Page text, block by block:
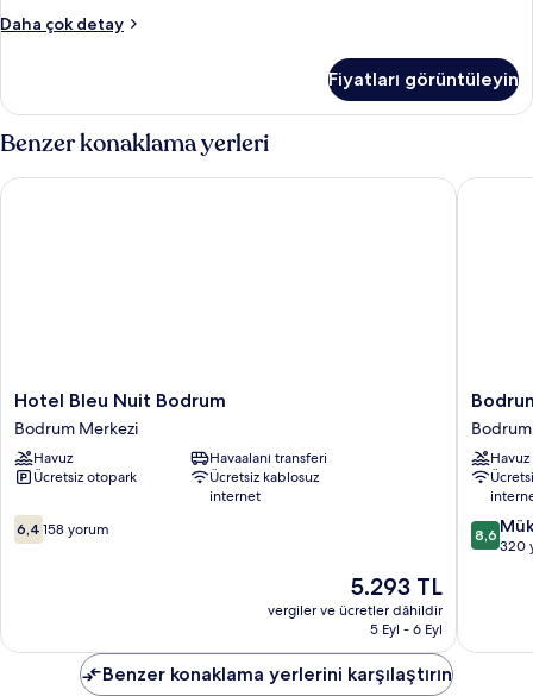
görün
Daha çok detay
Junior
Odası
hakkında
daha
fazla
detay
Fiyatları görüntüleyin
Benzer konaklama yerleri
Hotel
Bleu
Nuit
Bodrum
Bodrum
Hotel Bleu Nuit Bodrum
Bodrum Merkezi
Havuz
Havaalanı transferi
Ücretsiz otopark
Ücretsiz kablosuz
internet
10
üzerinden
6,4 158 yorum
Güncel
fiyat:
5.293 TL
5.293 TL
vergiler ve ücretler dâhildir
5 Eyl - 6 Eyl
Hotel Bleu Nuit Bodrum
Bodrum
Beach
Resort
Bodrum
Merkezi
Havuz
10
8,6
320
Bodrum
Benzer konaklama yerlerini karşılaştırın